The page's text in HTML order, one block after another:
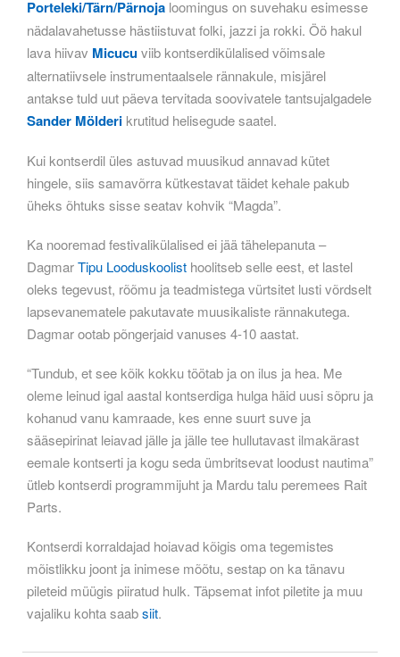
Porteleki/Tärn/Pärnoja loomingus on suvehaku esimesse
nädalavahetusse hästiistuvat folki, jazzi ja rokki. Öö hakul
lava hiivav Micucuviib kontserdikülalised võimsale
alternatiivsele instrumentaalsele rännakule, misjärel
antakse tuld uut päeva tervitada soovivatele tantsujalgadele
Sander Mölderi krutitud helisegude saatel.
Kui kontserdil üles astuvad muusikud annavad kütet
hingele, siis samavõrra kütkestavat täidet kehale pakub
üheks õhtuks sisse seatav kohvik “Magda”.
Ka nooremad festivalikülalised ei jää tähelepanuta –
DagmarTipu Looduskoolist hoolitseb selle eest, et lastel
oleks tegevust, rõõmu ja teadmistega vürtsitet lusti võrdselt
lapsevanematele pakutavate muusikaliste rännakutega.
Dagmar ootab põngerjaid vanuses 4-10 aastat.
“Tundub, et see kõik kokku töötab ja on ilus ja hea. Me
oleme leinud igal aastal kontserdiga hulga häid uusi sõpru ja
kohanud vanu kamraade, kes enne suurt suve ja
sääsepirinat leiavad jälle ja jälle tee hullutavast ilmakärast
eemale kontserti ja kogu seda ümbritsevat loodust nautima”
ütleb kontserdi programmijuht ja Mardu talu peremees Rait
Parts.
Kontserdi korraldajad hoiavad kõigis oma tegemistes
mõistlikku joont ja inimese mõõtu, sestap on ka tänavu
pileteid müügis piiratud hulk. Täpsemat infot piletite ja muu
vajaliku kohta saabsiit.